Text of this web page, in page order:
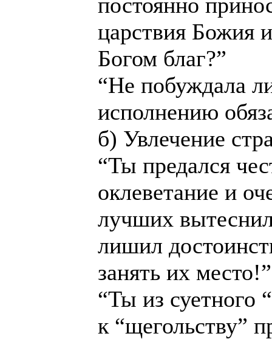
царствия Божия
Богом благ?”
“He побуждала
исполнению
б) Увлечение
“Ты предался
оклеветание и
лучших
лишил
занять их место!”
“Ты из суетного
к “щегольству”